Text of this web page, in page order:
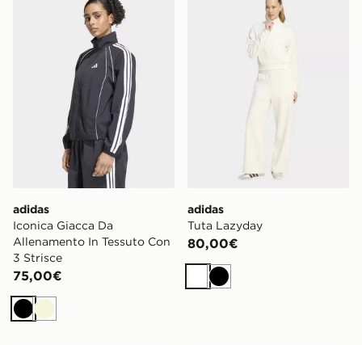
adidas
Iconica Giacca Da
Allenamento In Tessuto Con
3 Strisce
75,00€
NeroBeige
adidas
Tuta Lazyday
80,00€
Bianco
Nero